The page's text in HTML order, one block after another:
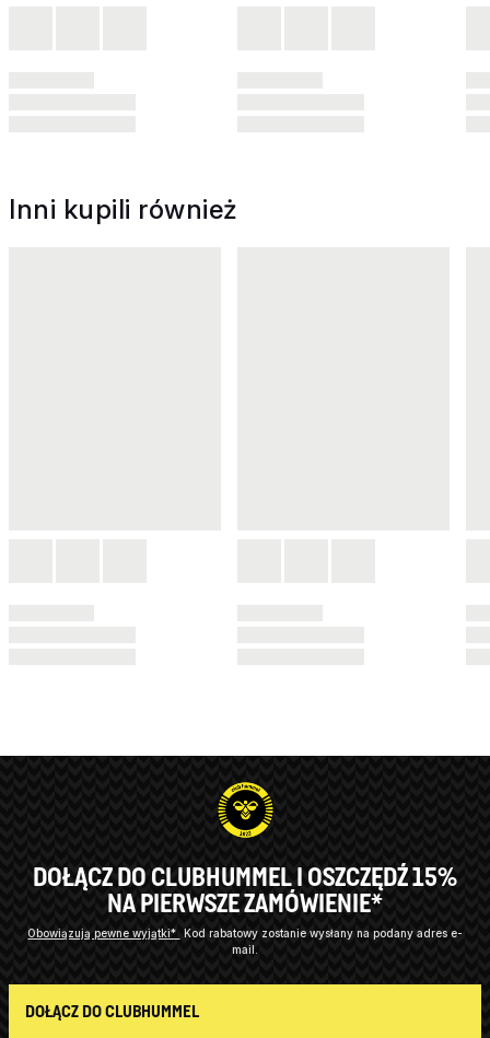
Inni kupili również
DOŁĄCZ DO CLUBHUMMEL I OSZCZĘDŹ 15%
NA PIERWSZE ZAMÓWIENIE*
Obowiązują pewne wyjątki* Kod rabatowy zostanie wysłany na podany adres e-
mail.
DOŁĄCZ DO CLUBHUMMEL